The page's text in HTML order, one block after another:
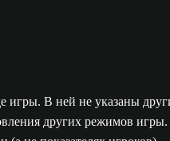
В ней не указаны
других режимов